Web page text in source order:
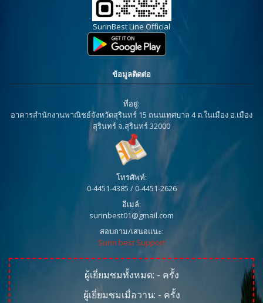
SurinBest Line Official
ข้อมูลติดต่อ
ที่อยู่:
อาคารสำนักงานพาณิชย์จังหวัดสุรินทร์ 15 ถนนเทศบาล 4 ต.ในเมือง อ.เมือง
สุรินทร์ จ.สุรินทร์ 32000
โทรศัพท์:
0-4451-4385 / 0-4451-2626
อีเมล์:
surinbest01@gmail.com
สอบถาม/เสนอแนะ:
Surin best Support
ผู้เยี่ยมชมทั้งหมด: - ครั้ง
ผู้เยี่ยมชมเมื่อวาน: - ครั้ง